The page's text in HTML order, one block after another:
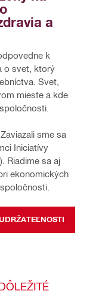
a
k
o svet, ktorý
Svet,
mieste a kde
sme sa
Iniciatívy
Riadime sa aj
ekonomických